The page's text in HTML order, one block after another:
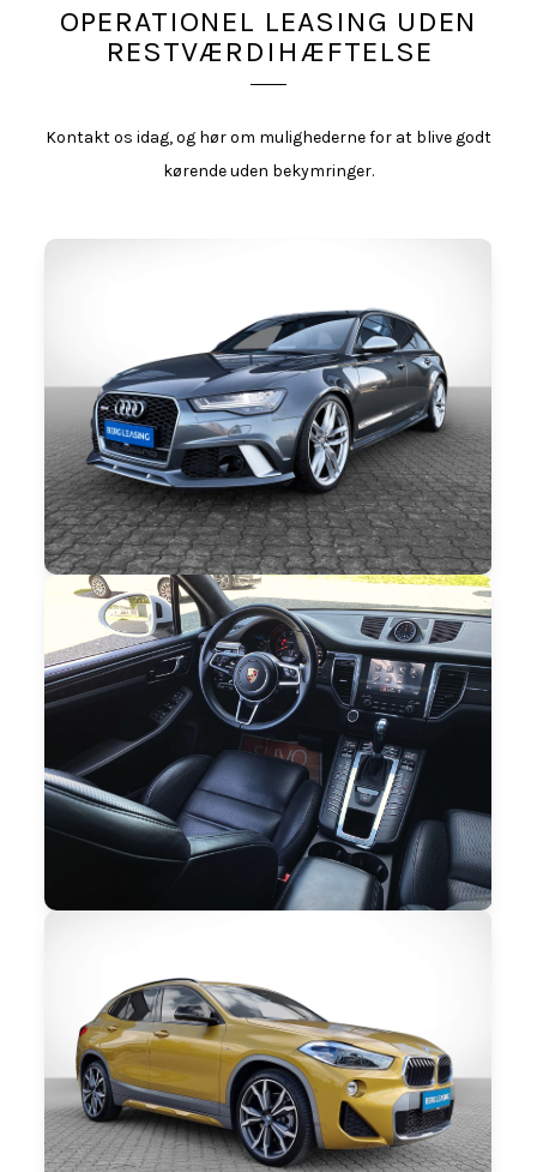
OPERATIONEL LEASING UDEN
RESTVÆRDIHÆFTELSE
Kontakt os idag, og hør om mulighederne for at blive godt
kørende uden bekymringer.